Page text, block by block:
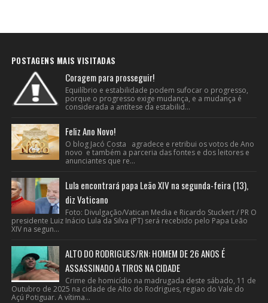
POSTAGENS MAIS VISITADAS
Coragem para prosseguir!
Equilíbrio e estabilidade podem sufocar o progresso,
porque o progresso exige mudança, e a mudança é
considerada a antítese da estabilid...
Feliz Ano Novo!
O blog Jacó Costa agradece e retribui os votos de Ano
novo e também a parceria das fontes e dos leitores e
anunciantes que re...
Lula encontrará papa Leão XIV na segunda-feira (13),
diz Vaticano
Foto: Divulgação/Vatican Media e Ricardo Stuckert / PR O
presidente Luiz Inácio Lula da Silva (PT) será recebido pelo Papa Leão
XIV na segun...
ALTO DO RODRIGUES/RN: HOMEM DE 26 ANOS É
ASSASSINADO A TIROS NA CIDADE
Crime de homicídio na madrugada deste sábado, 11 de
Outubro de 2025 na cidade de Alto do Rodrigues, regiao do Vale do
Açú Potiguar. A vítima...